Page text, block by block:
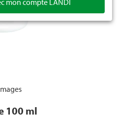
100 ml
mon compte LANDI